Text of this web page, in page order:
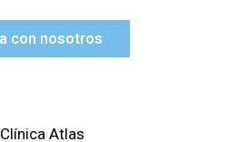
con nosotros